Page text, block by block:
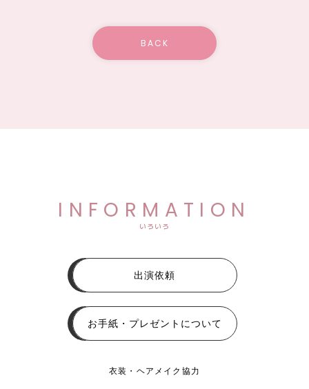
BACK
INFORMATION
いろいろ
出演依頼
お手紙・プレゼントについて
衣装・ヘアメイク協力